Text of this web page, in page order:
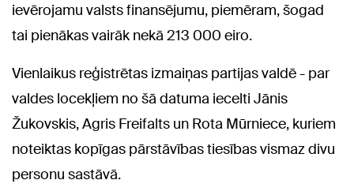
ievērojamu valsts finansējumu, piemēram, šogad
tai pienākas vairāk nekā 213 000 eiro.
Vienlaikus reģistrētas izmaiņas partijas valdē - par
valdes locekļiem no šā datuma iecelti Jānis
Žukovskis, Agris Freifalts un Rota Mūrniece, kuriem
noteiktas kopīgas pārstāvības tiesības vismaz divu
personu sastāvā.